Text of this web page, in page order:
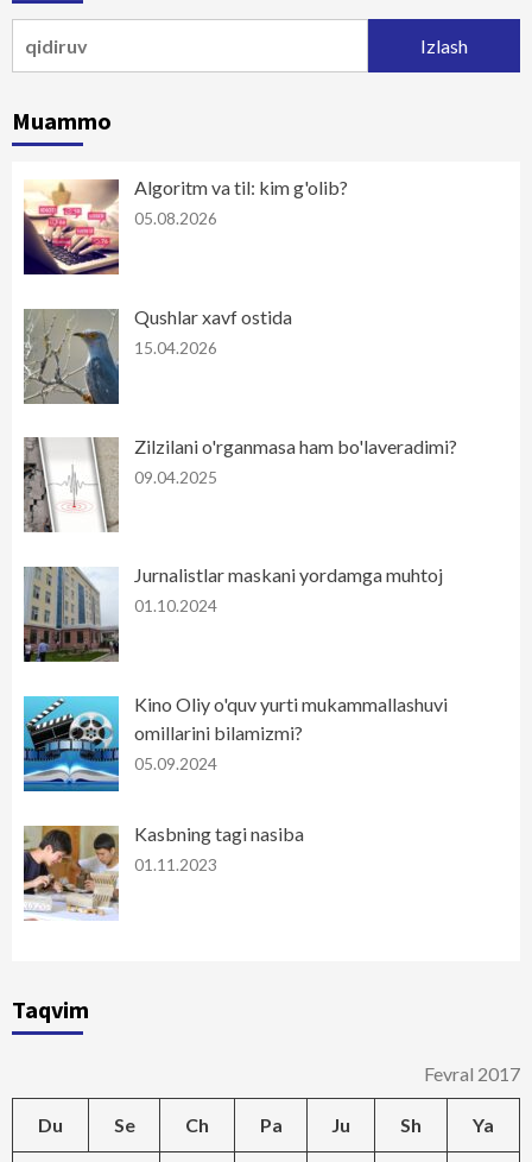
Muammo
Algoritm va til: kim g'olib?
05.08.2026
Qushlar xavf ostida
15.04.2026
Zilzilani o'rganmasa ham bo'laveradimi?
09.04.2025
Jurnalistlar maskani yordamga muhtoj
01.10.2024
Kino Oliy o'quv yurti mukammallashuvi
omillarini bilamizmi?
05.09.2024
Kasbning tagi nasiba
01.11.2023
Taqvim
Fevral 2017
Du Se Ch Pa Ju Sh Ya